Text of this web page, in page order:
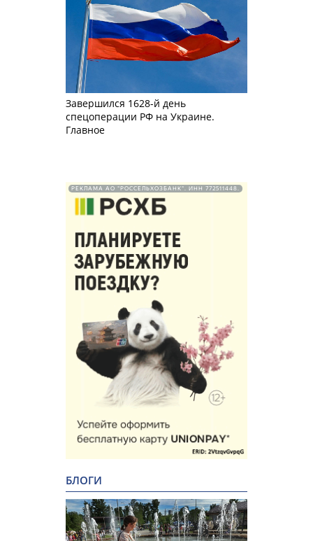
Завершился 1628-й день
спецоперации РФ на Украине.
Главное
РЕКЛАМА АО "РОССЕЛЬХОЗБАНК". ИНН 772511448.
БЛОГИ